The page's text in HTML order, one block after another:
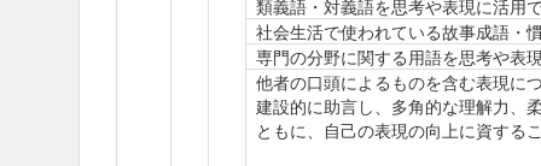
類義語・対義語を思考や表現に活用
社会生活で使われている故事成語・
専門の分野に関する用語を思考や表
他者の口頭によるものを含む表現に
建設的に助言し、多角的な理解力、
ともに、自己の表現の向上に資する